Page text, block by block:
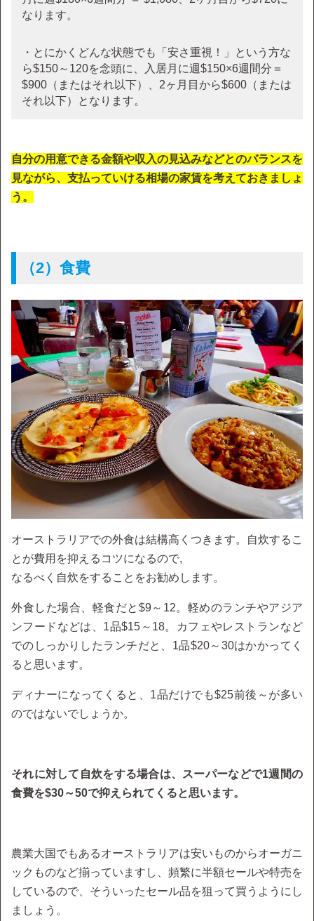
なります。
・とにかくどんな状態でも「安さ重視！」という方な
ら$150～120を念頭に、入居月に週$150×6週間分＝
$900（またはそれ以下）、2ヶ月目から$600（または
それ以下）となります。
自分の用意できる金額や収入の見込みなどとのバランスを
見ながら、支払っていける相場の家賃を考えておきましょ
う。
（2）食費
オーストラリアでの外食は結構高くつきます。自炊するこ
とが費用を抑えるコツになるので,
なるべく自炊をすることをお勧めします。
外食した場合、軽食だと$9～12。軽めのランチやアジア
ンフードなどは、1品$15～18。カフェやレストランなど
でのしっかりしたランチだと、1品$20～30はかかってく
ると思います。
ディナーになってくると、1品だけでも$25前後～が多い
のではないでしょうか。
それに対して自炊をする場合は、スーパーなどで1週間の
食費を$30～50で抑えられてくると思います。
農業大国でもあるオーストラリアは安いものからオーガニ
ックものなど揃っていますし、頻繁に半額セールや特売を
しているので、そういったセール品を狙って買うようにし
ましょう。